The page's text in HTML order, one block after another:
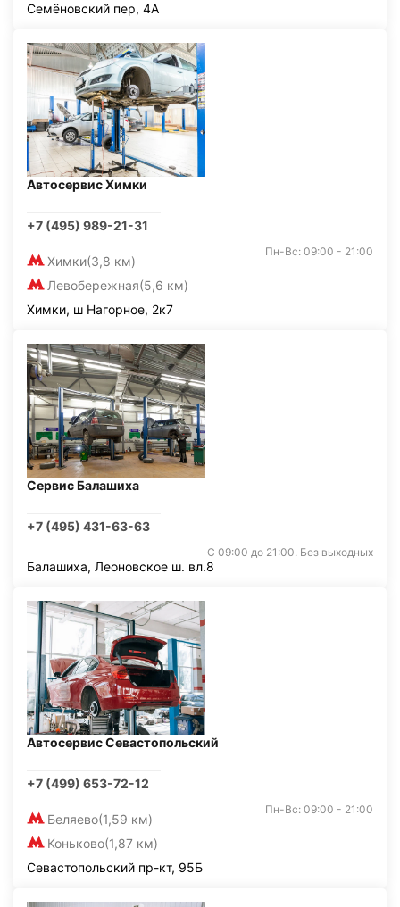
Семёновский пер, 4А
Автосервис Химки
+7 (495) 989-21-31
Химки(3,8 км)
Левобережная(5,6 км)
Пн-Вс: 09:00 - 21:00
Химки, ш Нагорное, 2к7
Сервис Балашиха
+7 (495) 431-63-63
С 09:00 до 21:00. Без выходных
Балашиха, Леоновское ш. вл.8
Автосервис Севастопольский
+7 (499) 653-72-12
Беляево(1,59 км)
Коньково(1,87 км)
Пн-Вс: 09:00 - 21:00
Севастопольский пр-кт, 95Б